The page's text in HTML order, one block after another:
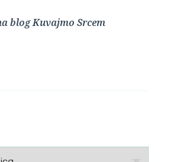
blog Kuvajmo Srcem